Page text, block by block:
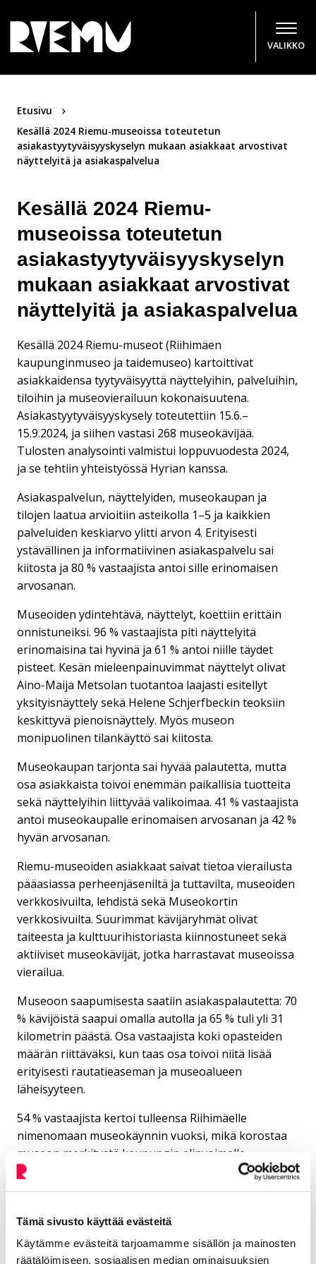
Tämä sivusto käyttää evästeitä
Käytämme evästeitä tarjoamamme sisällön ja mainosten
räätälöimiseen, sosiaalisen median ominaisuuksien
VALIKKO
Etusivu
Kesällä 2024 Riemu-museoissa toteutetun
asiakastyytyväisyyskyselyn mukaan asiakkaat arvostivat
näyttelyitä ja asiakaspalvelua
Kesällä 2024 Riemu-
museoissa toteutetun
asiakastyytyväisyyskyselyn
mukaan asiakkaat arvostivat
näyttelyitä ja asiakaspalvelua
Kesällä 2024 Riemu-museot (Riihimäen
kaupunginmuseo ja taidemuseo) kartoittivat
asiakkaidensa tyytyväisyyttä näyttelyihin, palveluihin,
tiloihin ja museovierailuun kokonaisuutena.
Asiakastyytyväisyyskysely toteutettiin 15.6.–
15.9.2024, ja siihen vastasi 268 museokävijää.
Tulosten analysointi valmistui loppuvuodesta 2024,
ja se tehtiin yhteistyössä Hyrian kanssa.
Asiakaspalvelun, näyttelyiden, museokaupan ja
tilojen laatua arvioitiin asteikolla 1–5 ja kaikkien
palveluiden keskiarvo ylitti arvon 4. Erityisesti
ystävällinen ja informatiivinen asiakaspalvelu sai
kiitosta ja 80 % vastaajista antoi sille erinomaisen
arvosanan.
Museoiden ydintehtävä, näyttelyt, koettiin erittäin
onnistuneiksi. 96 % vastaajista piti näyttelyitä
erinomaisina tai hyvinä ja 61 % antoi niille täydet
pisteet. Kesän mieleenpainuvimmat näyttelyt olivat
Aino-Maija Metsolan tuotantoa laajasti esitellyt
yksityisnäyttely sekä Helene Schjerfbeckin teoksiin
keskittyvä pienoisnäyttely. Myös museon
monipuolinen tilankäyttö sai kiitosta.
Museokaupan tarjonta sai hyvää palautetta, mutta
osa asiakkaista toivoi enemmän paikallisia tuotteita
sekä näyttelyihin liittyvää valikoimaa. 41 % vastaajista
antoi museokaupalle erinomaisen arvosanan ja 42 %
hyvän arvosanan.
Riemu-museoiden asiakkaat saivat tietoa vierailusta
pääasiassa perheenjäseniltä ja tuttavilta, museoiden
verkkosivuilta, lehdistä sekä Museokortin
verkkosivuilta. Suurimmat kävijäryhmät olivat
taiteesta ja kulttuurihistoriasta kiinnostuneet sekä
aktiiviset museokävijät, jotka harrastavat museoissa
vierailua.
Museoon saapumisesta saatiin asiakaspalautetta: 70
% kävijöistä saapui omalla autolla ja 65 % tuli yli 31
kilometrin päästä. Osa vastaajista koki opasteiden
määrän riittäväksi, kun taas osa toivoi niitä lisää
erityisesti rautatieaseman ja museoalueen
läheisyyteen.
54 % vastaajista kertoi tulleensa Riihimäelle
nimenomaan museokäynnin vuoksi, mikä korostaa
museon merkitystä kaupungin elinvoimalle.
Museovierailla on myös taloudellista vaikutusta
paikkakunnalle, sillä kävijät käyttävät rahaa museon
palveluihin.
Kokonaisuudessaan museovierailuun oli erittäin